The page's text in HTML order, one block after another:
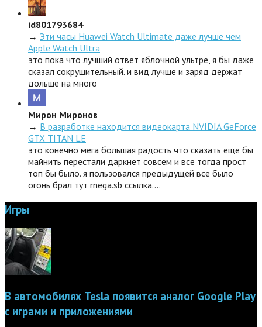
id801793684
→ Эти часы Huawei Watch Ultimate даже лучше чем
Apple Watch Ultra
это пока что лучший ответ яблочной ультре, я бы даже
сказал сокрушительный. и вид лучше и заряд держат
дольше на много
Мирон Миронов
→ В разработке находится видеокарта NVIDIA GeForce
GTX TITAN LE
это конечно мега большая радость что сказать еще бы
майнить перестали даркнет совсем и все тогда прост
топ бы было. я пользовался предыдущей все было
огонь брал тут rnega.sb ссылка.…
Игры
В автомобилях Tesla появится аналог Google Play
с играми и приложениями